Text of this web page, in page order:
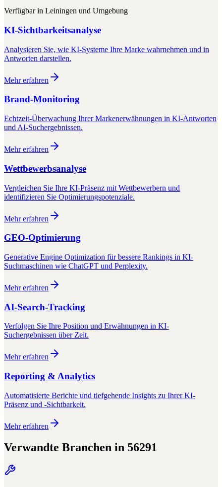
Verfügbar in Leiningen und Umgebung
KI-Sichtbarkeitsanalyse
Analysieren Sie, wie KI-Systeme Ihre Marke wahrnehmen und in
Antworten darstellen.
Mehr erfahren
Brand-Monitoring
Echtzeit-Überwachung Ihrer Markenerwähnungen in KI-Antworten
und AI-Suchergebnissen.
Mehr erfahren
Wettbewerbsanalyse
Vergleichen Sie Ihre KI-Präsenz mit Wettbewerbern und
identifizieren Sie Optimierungspotenziale.
Mehr erfahren
GEO-Optimierung
Generative Engine Optimization für bessere Rankings in KI-
Suchmaschinen wie ChatGPT und Perplexity.
Mehr erfahren
AI-Search-Tracking
Verfolgen Sie Ihre Position und Erwähnungen in KI-
Suchergebnissen über Zeit.
Mehr erfahren
Reporting & Analytics
Automatisierte Berichte und tiefgehende Insights zu Ihrer KI-
Präsenz und -Sichtbarkeit.
Mehr erfahren
Verwandte Branchen in 56291